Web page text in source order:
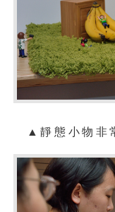
▲靜態小物非